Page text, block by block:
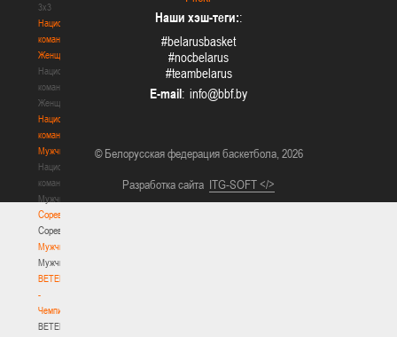
3х3
Национальная
команда.
Женщины
Национальная
команда.
Женщины
Национальная
команда.
Мужчины
Национальная
команда.
Мужчины
Соревнования
Соревнования
Мужчины
Мужчины
BETERA
-
Чемпионат
BETERA
Наши хэш-теги::
#belarusbasket
#nocbelarus
#teambelarus
E-mail:
© Белорусская федерация баскетбола, 2026
Разработка сайта ITG-SOFT </>